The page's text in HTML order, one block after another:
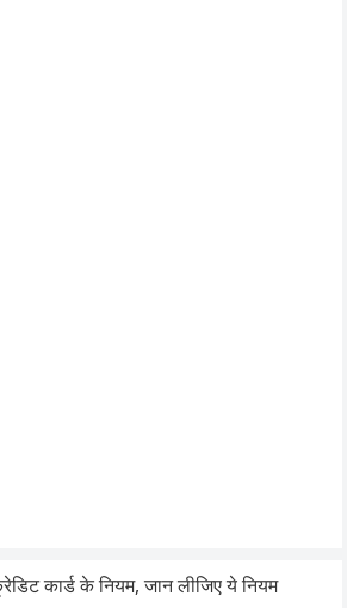
कार्ड के नियम, जान लीजिए ये नियम